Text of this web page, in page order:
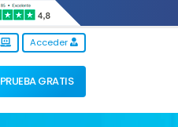
Acceder
PRUEBA GRATIS